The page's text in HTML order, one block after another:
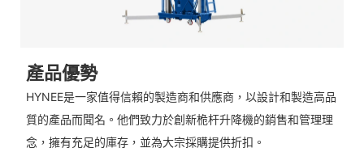
產品優勢
HYNEE是一家值得信賴的製造商和供應商，以設計和製造高品
質的產品而聞名。他們致力於創新桅杆升降機的銷售和管理理
念，擁有充足的庫存，並為大宗採購提供折扣。